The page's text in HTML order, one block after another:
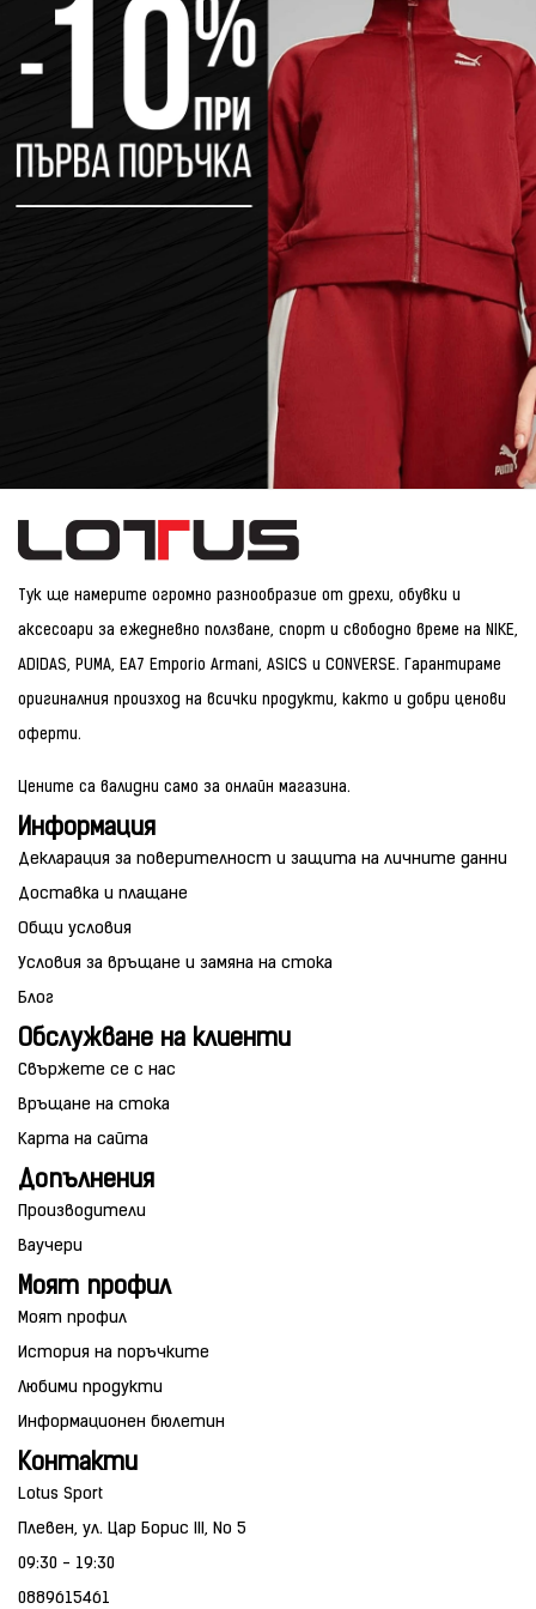
Тук ще намерите огромно разнообразие от дрехи, обувки и
аксесоари за ежедневно ползване, спорт и свободно време на NIKE,
ADIDAS, PUMA, EA7 Emporio Armani, ASICS и CONVERSE. Гарантираме
оригиналния произход на всички продукти, както и добри ценови
оферти.
Цените са валидни само за онлайн магазина.
Информация
Декларация за поверителност и защита на личните данни
Доставка и плащане
Общи условия
Условия за връщане и замяна на стока
Блог
Обслужване на клиенти
Свържете се с нас
Връщане на стока
Карта на сайта
Допълнения
Производители
Ваучери
Моят профил
Моят профил
История на поръчките
Любими продукти
Информационен бюлетин
Контакти
Lotus Sport
Плевен, ул. Цар Борис III, No 5
09:30 - 19:30
0889615461